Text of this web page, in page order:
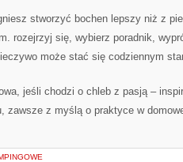
stworzyć bochen lepszy niż z
rozejrzyj się, wybierz poradnik,
może stać się codziennym
jeśli chodzi o chleb z pasją –
zawsze z myślą o praktyce w